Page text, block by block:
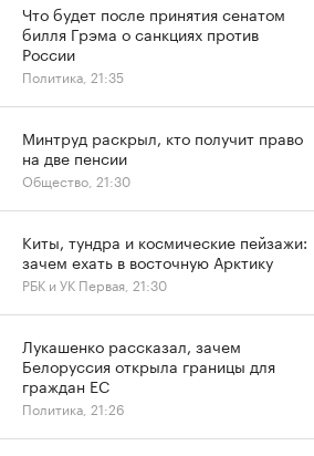
Что будет после принятия сенатом
билля Грэма о санкциях против
России
Политика, 21:35
Минтруд раскрыл, кто получит право
на две пенсии
Общество, 21:30
Киты, тундра и космические пейзажи:
зачем ехать в восточную Арктику
РБК и УК Первая, 21:30
Лукашенко рассказал, зачем
Белоруссия открыла границы для
граждан ЕС
Политика, 21:26